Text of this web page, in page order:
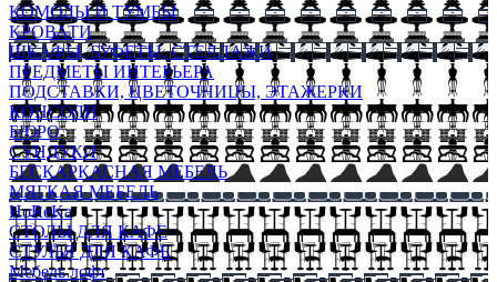
КОМОДЫ И ТУМБЫ
КРОВАТИ
ШКАФЫ, БУФЕТЫ, СТЕЛЛАЖИ
ПРЕДМЕТЫ ИНТЕРЬЕРА
ПОДСТАВКИ, ЦВЕТОЧНИЦЫ, ЭТАЖЕРКИ
КОНСОЛИ
БЮРО
СУНДУКИ
БЕСКАРКАСНАЯ МЕБЕЛЬ
МЯГКАЯ МЕБЕЛЬ
HoReKa
СТОЛЫ ДЛЯ КАФЕ
СТУЛЬЯ ДЛЯ КАФЕ
Мебель лофт